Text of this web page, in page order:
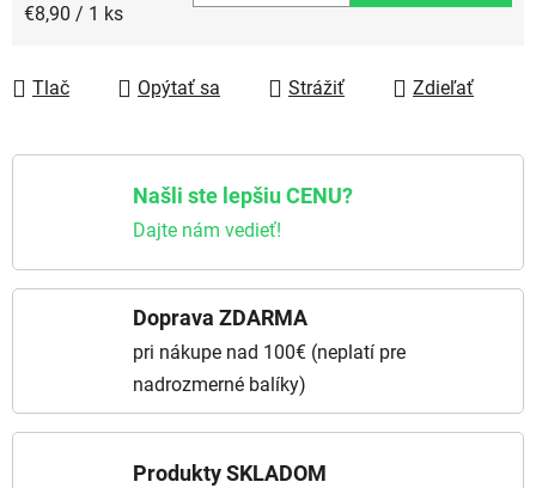
Jednotková cena:
€8,90 / 1 ks
Tlač Opýtať sa Strážiť Zdieľať
Našli ste lepšiu CENU?
Dajte nám vedieť!
Doprava ZDARMA
pri nákupe nad 100€ (neplatí pre
nadrozmerné balíky)
Produkty SKLADOM